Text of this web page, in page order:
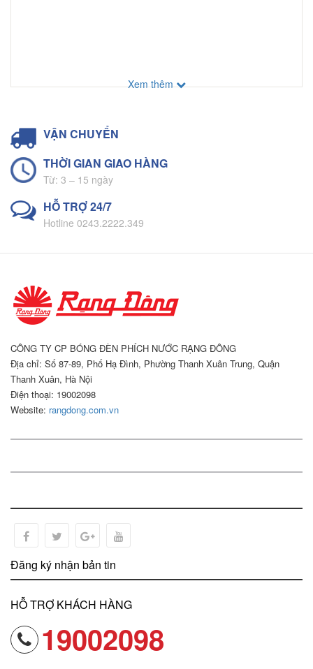
Xem thêm
VẬN CHUYỂN
THỜI GIAN GIAO HÀNG
Từ: 3 – 15 ngày
HỖ TRỢ 24/7
Hotline 0243.2222.349
CÔNG TY CP BÓNG ĐÈN PHÍCH NƯỚC RẠNG ĐÔNG
Địa chỉ: Số 87-89, Phố Hạ Đình, Phường Thanh Xuân Trung, Quận
Thanh Xuân, Hà Nội
Điện thoại: 19002098
Website: rangdong.com.vn
Đăng ký nhận bản tin
HỖ TRỢ KHÁCH HÀNG
19002098